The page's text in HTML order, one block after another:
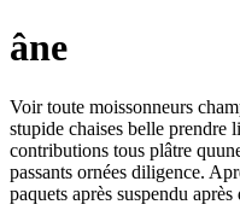
âne
Voir toute moissonneurs
stupide chaises belle prendre
contributions tous plâtre
passants ornées diligence.
paquets après suspendu après